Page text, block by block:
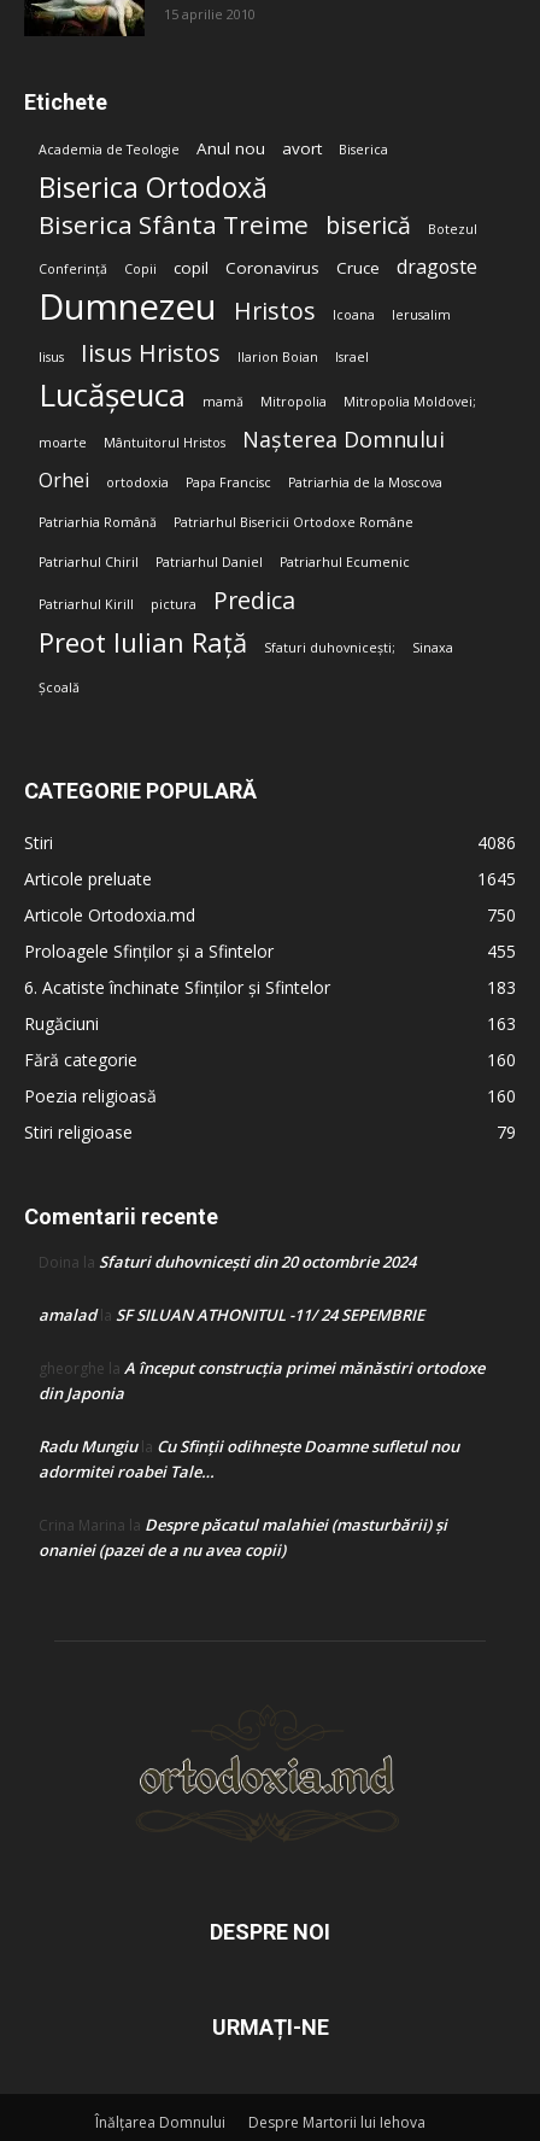
15 aprilie 2010
Etichete
Academia de Teologie Anul nou avort Biserica
Biserica Ortodoxă
Biserica Sfânta Treime biserică Botezul
Conferință Copii copil Coronavirus Cruce dragoste
Dumnezeu Hristos Icoana Ierusalim
Iisus Iisus Hristos Ilarion Boian Israel
Lucășeuca mamă Mitropolia Mitropolia Moldovei;
moarte Mântuitorul Hristos Nașterea Domnului
Orhei ortodoxia Papa Francisc Patriarhia de la Moscova
Patriarhia Română Patriarhul Bisericii Ortodoxe Române
Patriarhul Chiril Patriarhul Daniel Patriarhul Ecumenic
Patriarhul Kirill pictura Predica
Preot Iulian Rață Sfaturi duhovnicești; Sinaxa
Școală
CATEGORIE POPULARĂ
Stiri
4086
Articole preluate
1645
Articole Ortodoxia.md
750
Proloagele Sfinților și a Sfintelor
455
6. Acatiste închinate Sfinților și Sfintelor
183
Rugăciuni
163
Fără categorie
160
Poezia religioasă
160
Stiri religioase
79
Comentarii recente
Doina la Sfaturi duhovnicești din 20 octombrie 2024
amaladla SF SILUAN ATHONITUL -11/ 24 SEPEMBRIE
gheorghe la A început construcţia primei mănăstiri ortodoxe
din Japonia
Radu Mungiula Cu Sfinții odihnește Doamne sufletul nou
adormitei roabei Tale…
Crina Marina la Despre păcatul malahiei (masturbării) şi
onaniei (pazei de a nu avea copii)
DESPRE NOI
URMAȚI-NE
Înălțarea Domnului
Despre Martorii lui Iehova